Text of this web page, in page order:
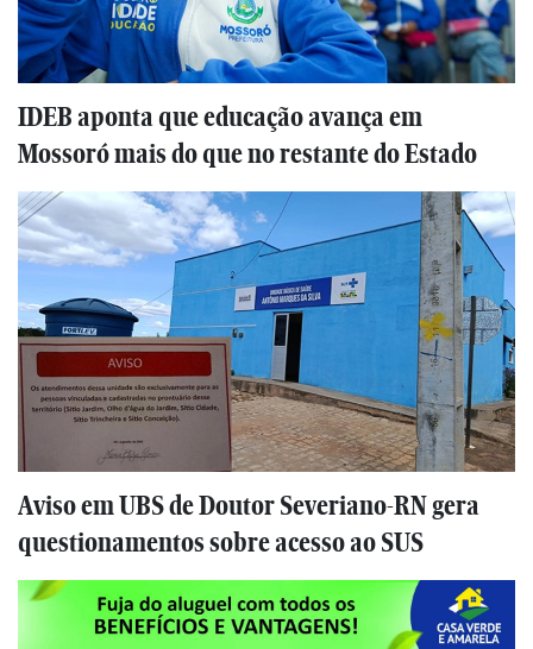
IDEB aponta que educação avança em
Mossoró mais do que no restante do Estado
Aviso em UBS de Doutor Severiano-RN gera
questionamentos sobre acesso ao SUS